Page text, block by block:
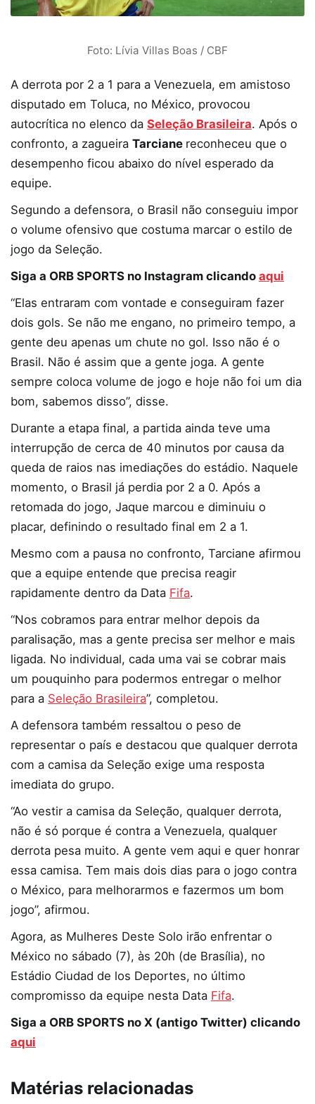
Foto: Lívia Villas Boas / CBF
A derrota por 2 a 1 para a Venezuela, em amistoso
disputado em Toluca, no México, provocou
autocrítica no elenco da Seleção Brasileira. Após o
confronto, a zagueira Tarciane reconheceu que o
desempenho ficou abaixo do nível esperado da
equipe.
Segundo a defensora, o Brasil não conseguiu impor
o volume ofensivo que costuma marcar o estilo de
jogo da Seleção.
Siga a ORB SPORTS no Instagram clicando aqui
“Elas entraram com vontade e conseguiram fazer
dois gols. Se não me engano, no primeiro tempo, a
gente deu apenas um chute no gol. Isso não é o
Brasil. Não é assim que a gente joga. A gente
sempre coloca volume de jogo e hoje não foi um dia
bom, sabemos disso”, disse.
Durante a etapa final, a partida ainda teve uma
interrupção de cerca de 40 minutos por causa da
queda de raios nas imediações do estádio. Naquele
momento, o Brasil já perdia por 2 a 0. Após a
retomada do jogo, Jaque marcou e diminuiu o
placar, definindo o resultado final em 2 a 1.
Mesmo com a pausa no confronto, Tarciane afirmou
que a equipe entende que precisa reagir
rapidamente dentro da Data Fifa.
“Nos cobramos para entrar melhor depois da
paralisação, mas a gente precisa ser melhor e mais
ligada. No individual, cada uma vai se cobrar mais
um pouquinho para podermos entregar o melhor
para a Seleção Brasileira”, completou.
A defensora também ressaltou o peso de
representar o país e destacou que qualquer derrota
com a camisa da Seleção exige uma resposta
imediata do grupo.
“Ao vestir a camisa da Seleção, qualquer derrota,
não é só porque é contra a Venezuela, qualquer
derrota pesa muito. A gente vem aqui e quer honrar
essa camisa. Tem mais dois dias para o jogo contra
o México, para melhorarmos e fazermos um bom
jogo”, afirmou.
Agora, as Mulheres Deste Solo irão enfrentar o
México no sábado (7), às 20h (de Brasília), no
Estádio Ciudad de los Deportes, no último
compromisso da equipe nesta Data Fifa.
Siga a ORB SPORTS no X (antigo Twitter) clicando
aqui
Matérias relacionadas